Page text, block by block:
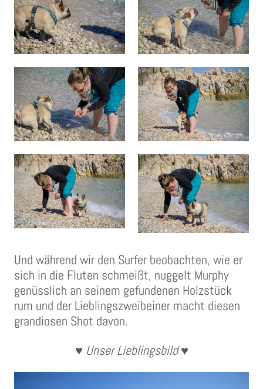
Und während wir den Surfer beobachten, wie er
sich in die Fluten schmeißt, nuggelt Murphy
genüsslich an seinem gefundenen Holzstück
rum und der Lieblingszweibeiner macht diesen
grandiosen Shot davon.
♥ Unser Lieblingsbild ♥